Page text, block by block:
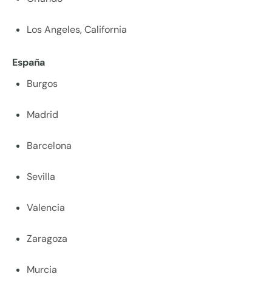
Los Angeles, California
España
Burgos
Madrid
Barcelona
Sevilla
Valencia
Zaragoza
Murcia